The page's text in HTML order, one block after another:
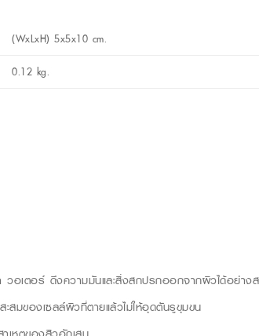
(WxLxH) 5x5x10 cm.
0.12 kg.
เตอร์ ดึงความมันและสิ่งสกปรกออกจากผิวได้อย่างส
สมของเซลล์ผิวที่ตายแล้วไม่ให้อุดตันรูขุมขน